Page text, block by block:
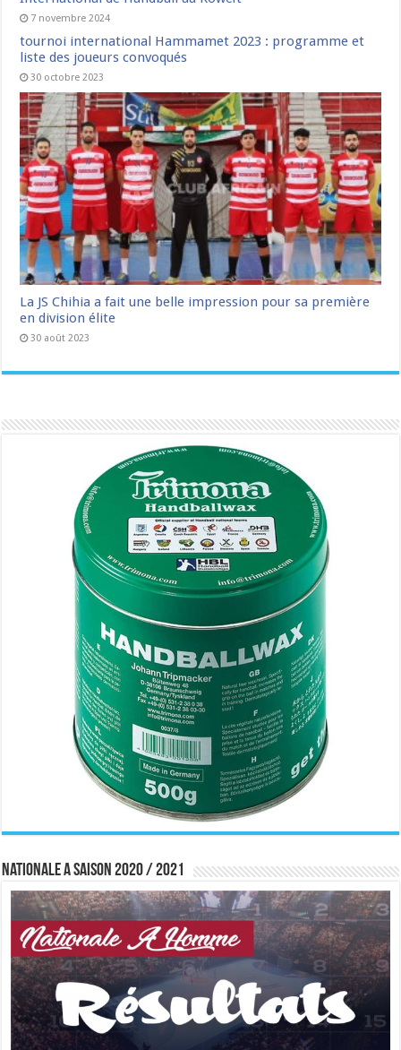
7 novembre 2024
tournoi international Hammamet 2023 : programme et
liste des joueurs convoqués
30 octobre 2023
La JS Chihia a fait une belle impression pour sa première
en division élite
30 août 2023
Nationale A saison 2020 / 2021